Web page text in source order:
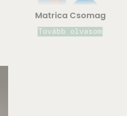
Matrica Csomag
Tovább olvasom